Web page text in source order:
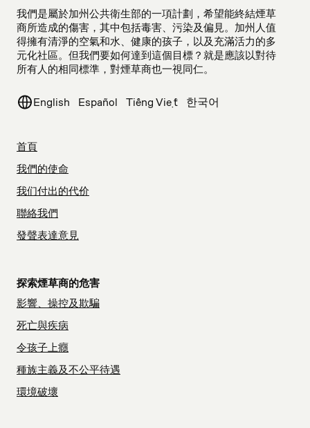
我們是屬於加州公共衛生部的一項計劃，希望能終結煙草
商所造成的傷害，其中包括毒害、污染及偏見。加州人值
得擁有清淨的空氣和水、健康的孩子，以及充滿活力的多
元化社區。但我們要如何達到這個目標？就是應該以對待
所有人的相同標準，對煙草商也一視同仁。
English Español Tiếng Việt 한국어
首頁
我們的使命
我们付出的代价
聯絡我們
發聲表達意見
探索煙草商的危害
影響、操控及欺騙
死亡與疾病
令孩子上癮
種族主義及不公平待遇
環境破壞